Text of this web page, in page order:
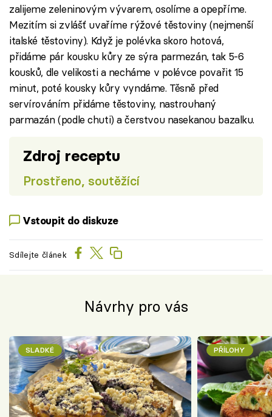
zalijeme zeleninovým vývarem, osolíme a opepříme.
Mezitím si zvlášť uvaříme rýžové těstoviny (nejmenší
italské těstoviny). Když je polévka skoro hotová,
přidáme pár kousku kůry ze sýra parmezán, tak 5-6
kousků, dle velikosti a necháme v polévce povařit 15
minut, poté kousky kůry vyndáme. Těsně před
servírováním přidáme těstoviny, nastrouhaný
parmazán (podle chuti) a čerstvou nasekanou bazalku.
Zdroj receptu
Prostřeno, soutěžící
Vstoupit do diskuze
Sdílejte článek
Návrhy pro vás
SLADKÉ PŘÍLOHY